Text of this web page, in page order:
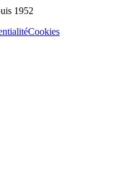
1952
Cookies